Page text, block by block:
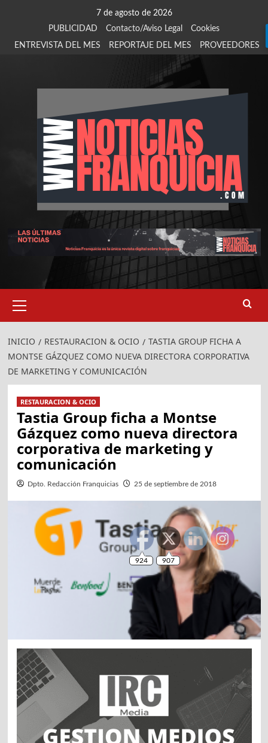
7 de agosto de 2026
PUBLICIDAD
Contacto/Aviso Legal
Cookies
ENTREVISTA DEL MES
REPORTAJE DEL MES PROVEEDORES
primario
INICIO RESTAURACION & OCIO
TASTIA GROUP FICHA A
MONTSE GÁZQUEZ COMO NUEVA DIRECTORA CORPORATIVA
DE MARKETING Y COMUNICACIÓN
RESTAURACION & OCIO
Tastia Group ficha a Montse
Gázquez como nueva directora
corporativa de marketing y
comunicación
Dpto. Redacción Franquicias 25 de septiembre de 2018